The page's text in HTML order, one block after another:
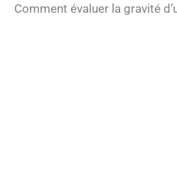
Comment évaluer la gravité